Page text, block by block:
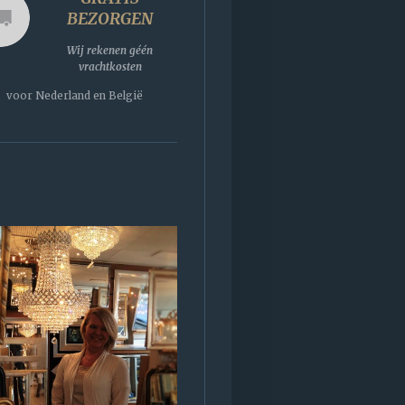
BEZORGEN
Wij rekenen géén
vrachtkosten
voor Nederland en België